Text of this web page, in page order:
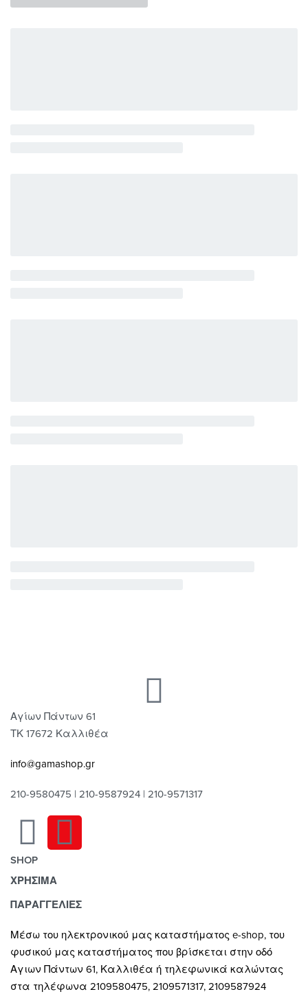
Αγίων Πάντων 61
ΤΚ 17672 Καλλιθέα
info@gamashop.gr
210-9580475 | 210-9587924 | 210-9571317
SHOP
Χαλιά
Κουρτίνες
Ρόλλερ Σκίασης
Γκαζόν
Δάπεδα
ΧΡΗΣΙΜΑ
Τρόποι Πληρωμής
Επιστροφές
Οροι και Προϋποθέσεις Χρήσης
Προστασία Απορρήτου
ΠΑΡΑΓΓΕΛΙΕΣ
Μέσω του ηλεκτρονικού μας καταστήματος e-shop, του
φυσικού μας καταστήματος που βρίσκεται στην οδό
Αγιων Πάντων 61, Καλλιθέα ή τηλεφωνικά καλώντας
στα τηλέφωνα 2109580475, 2109571317, 2109587924